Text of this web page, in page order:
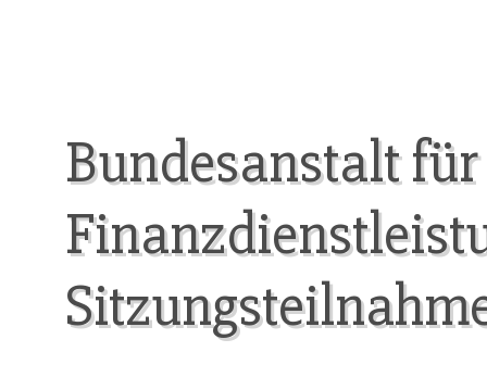
Bundesanstalt für